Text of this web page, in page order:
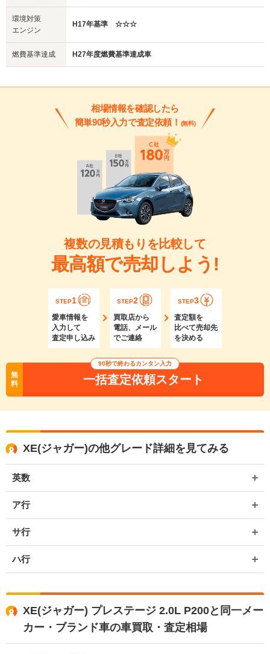
環境対策
エンジン
H17年基準 ☆☆☆
燃費基準達成 H27年度燃費基準達成車
相場情報を確認したら
簡単90秒入力で査定依頼！ (無料)
複数の見積もりを比較して
最高額で売却しよう!
STEP1
愛車情報を
入力して
査定申し込み
STEP2
買取店から
電話、メール
でご連絡
STEP3
査定額を
比べて売却先
を決める
無
料
90秒で終わるカンタン入力
一括査定依頼スタート
XE(ジャガー)の他グレード詳細を見てみる
英数
ア行
サ行
ハ行
XE(ジャガー) プレステージ 2.0L P200と同一メー
カー・ブランド車の車買取・査定相場